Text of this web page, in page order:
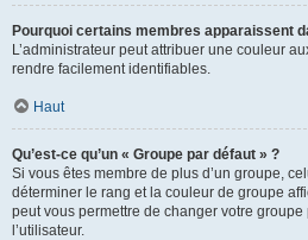
Pourquoi certains membres apparaissent
L’administrateur peut attribuer une couleur
rendre facilement identifiables.
Haut
Qu’est-ce qu’un « Groupe par défaut » ?
Si vous êtes membre de plus d’un groupe,
déterminer le rang et la couleur de groupe
peut vous permettre de changer votre
l’utilisateur.